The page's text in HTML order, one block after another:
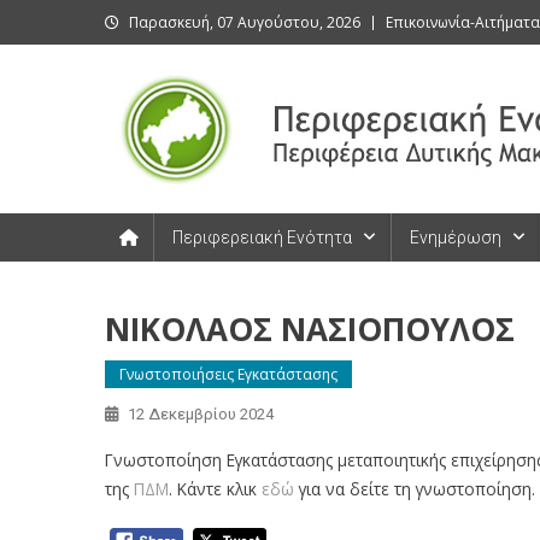
to
Παρασκευή, 07 Αυγούστου, 2026 Επικοινωνία-Αιτήματα
Περιφερειακή Ενότητα Ενημέρωση
ΝΙΚΟΛΑΟΣ ΝΑΣΙΟΠΟΥΛΟΣ
Γνωστοποιήσεις Εγκατάστασης
12 Δεκεμβρίου 2024
Γνωστοποίηση Εγκατάστασης μεταποιητικής
της ΠΔΜ. Κάντε κλικ εδώ για να δείτε τη γνωστοποίηση.